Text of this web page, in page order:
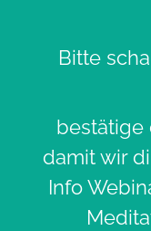
Bitte
bestätige
damit wir
Info